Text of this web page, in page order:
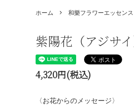
ホーム 和樂フラワーエッセンス
紫陽花（アジサ
4,320円(税込)
〈お花からのメッセージ〉